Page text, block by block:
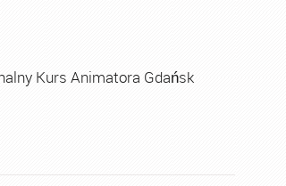
Kurs Animatora Gdańsk